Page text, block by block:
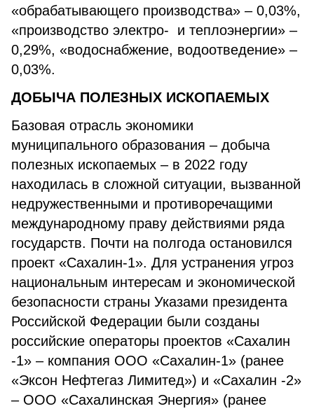
«обрабатывающего производства» – 0,03%,
«производство электро- и теплоэнергии» –
0,29%, «водоснабжение, водоотведение» –
0,03%.
ДОБЫЧА ПОЛЕЗНЫХ ИСКОПАЕМЫХ
Базовая отрасль экономики
муниципального образования – добыча
полезных ископаемых – в 2022 году
находилась в сложной ситуации, вызванной
недружественными и противоречащими
международному праву действиями ряда
государств. Почти на полгода остановился
проект «Сахалин-1». Для устранения угроз
национальным интересам и экономической
безопасности страны Указами президента
Российской Федерации были созданы
российские операторы проектов «Сахалин
-1» – компания ООО «Сахалин-1» (ранее
«Эксон Нефтегаз Лимитед») и «Сахалин -2»
– ООО «Сахалинская Энергия» (ранее